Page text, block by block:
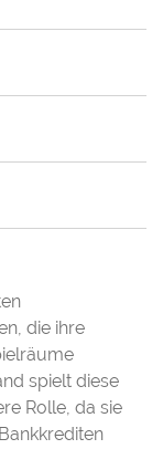
die ihre
spielt diese
Rolle, da sie